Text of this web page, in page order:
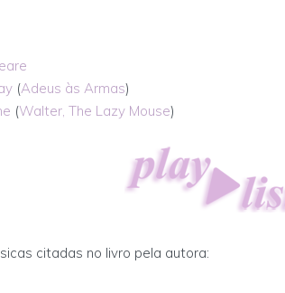
(Adeus às Armas)
(Walter, The Lazy Mouse)
citadas no livro pela autora: